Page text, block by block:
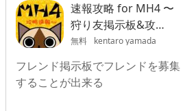
速報攻略 for MH4 〜
狩り友掲示板&攻略
情報まとめ〜
無料 kentaro yamada
フレンド掲示板でフレンドを募集
することが出来る